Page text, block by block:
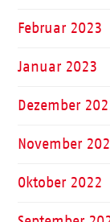
Februar 2023
Januar 2023
Dezember
November
Oktober 2022